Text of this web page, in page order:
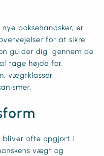
boksehandsker, er
for at sikre
guider dig igennem de
tage højde for,
vægtklasser,
bliver ofte opgjort i
vægt og